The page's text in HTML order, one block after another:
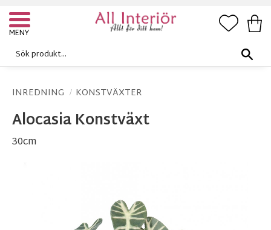
Meny
INREDNING KONSTVÄXTER
Alocasia Konstväxt
30cm